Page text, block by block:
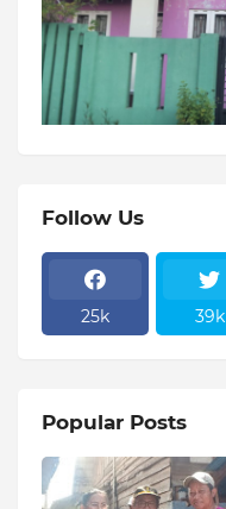
Follow Us
25k 39k
Popular Posts